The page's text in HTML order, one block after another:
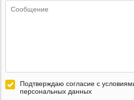
Подтверждаю согласие с
персональных данных